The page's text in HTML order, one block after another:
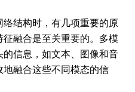
结构时，有几项重要的原
融合是至关重要的。多模
信息，如文本、图像和音
融合这些不同模态的信
证与报考问题
，很高兴为你服